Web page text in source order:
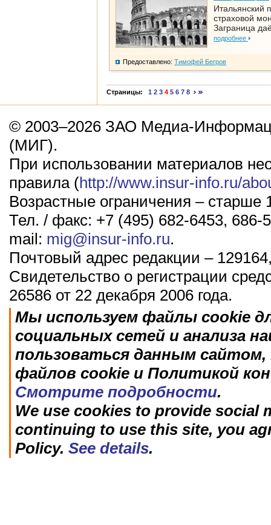
Итальянский
страховой
Заграница
подробнее
Предоставлено: Тимофей Бегров
Страницы: 1 2 3 4 5 6 7 8
© 2003–2026 ЗАО Медиа-
(МИГ).
При использовании материалов
правила (http://www.insur-info.ru/
Возрастные ограничения – старше
Тел. / факс: +7 (495) 682-6453, 686-
mail: mig@insur-info.ru.
Почтовый адрес редакции –
Свидетельство о регистрации
26586 от 22 декабря 2006 года.
Мы используем файлы cookie
социальных сетей и анализа
пользоваться данным
файлов cookie и Политикой
Смотрите подробности.
We use cookies to provide social
continuing to use this site, you
Policy. See details.